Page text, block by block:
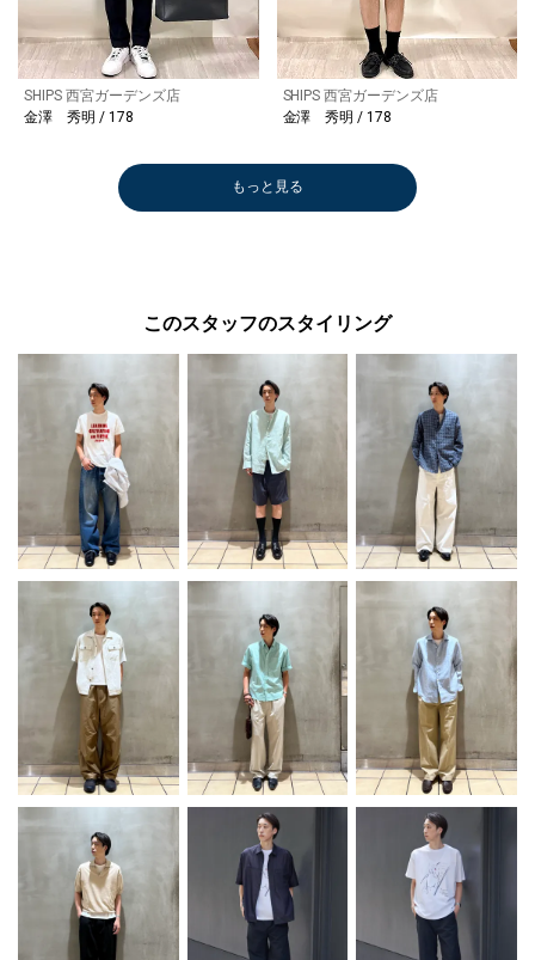
SHIPS 西宮ガーデンズ店
金澤 秀明 / 178
SHIPS 西宮ガーデンズ店
金澤 秀明 / 178
もっと見る
このスタッフのスタイリング